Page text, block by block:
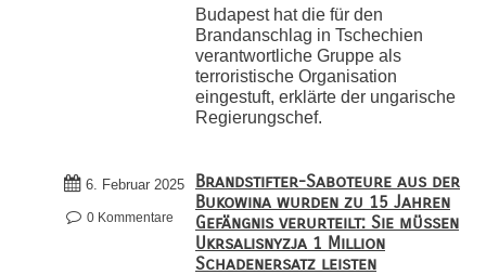
Budapest hat die für den
Brandanschlag in Tschechien
verantwortliche Gruppe als
terroristische Organisation
eingestuft, erklärte der ungarische
Regierungschef.
6. Februar 2025
0 Kommentare
Brandstifter-Saboteure aus der
Bukowina wurden zu 15 Jahren
Gefängnis verurteilt: Sie müssen
Ukrsalisnyzja 1 Million
Schadenersatz leisten